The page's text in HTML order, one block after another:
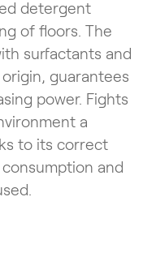
detergent
of floors. The
surfactants and
guarantees
power. Fights
a
to its correct
and